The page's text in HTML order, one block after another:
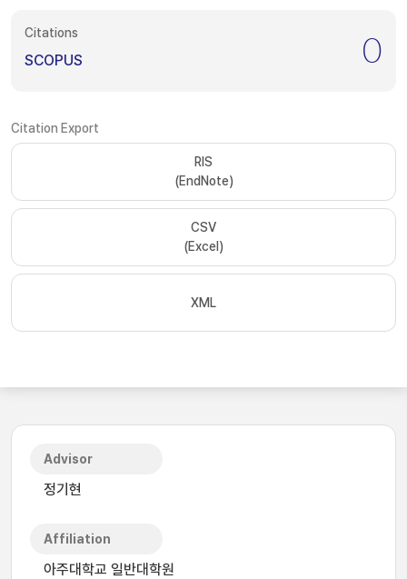
Citations
SCOPUS 0
Citation Export
RIS
(EndNote)
CSV
(Excel)
XML
Advisor
정기현
Affiliation
아주대학교 일반대학원